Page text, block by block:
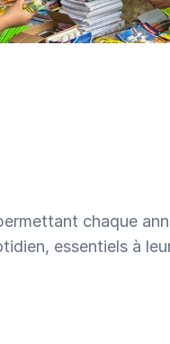
en !
impact.
chaque
essentiels à